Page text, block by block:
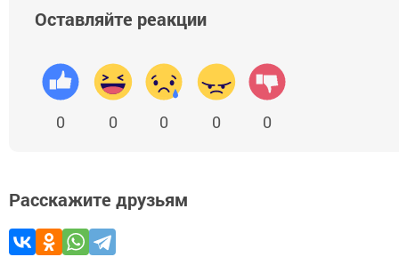
Оставляйте реакции
0 0 0 0 0
Расскажите друзьям